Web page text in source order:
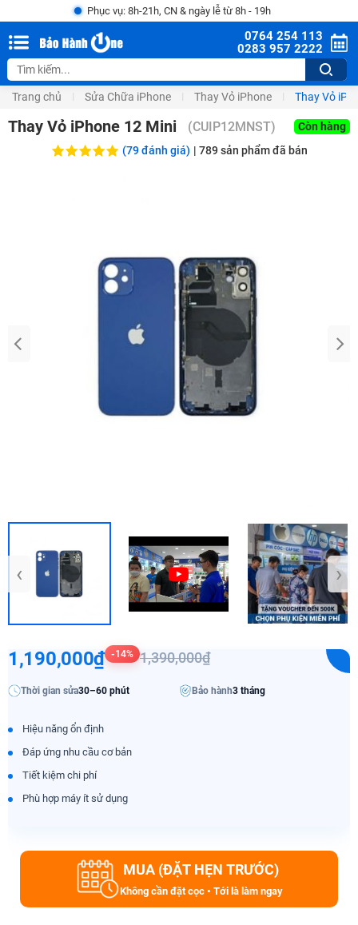
Phục vụ: 8h-21h, CN & ngày lễ từ 8h - 19h
0764 254 113
0283 957 2222
Trang chủ Sửa Chữa iPhone Thay Vỏ iPhone Thay Vỏ
Thay Vỏ iPhone 12 Mini (CUIP12MNST)
Còn hàng
(79 đánh giá) | 789sản phẩm đã bán
‹ ›
1,190,000₫ -14% 1,390,000₫
Thời gian sửa30–60 phút Bảo hành3 tháng
Hiệu năng ổn định
Đáp ứng nhu cầu cơ bản
Tiết kiệm chi phí
Phù hợp máy ít sử dụng
MUA (ĐẶT HẸN TRƯỚC)
Không cần đặt cọc • Tới là làm ngay